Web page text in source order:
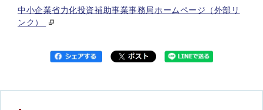
中小企業省力化投資補助事業事務局ホームページ（外部リ
ンク）